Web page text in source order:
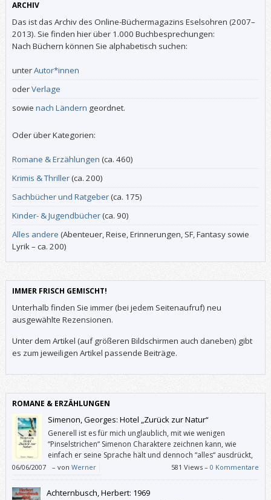
ARCHIV
Das ist das Archiv des Online-Büchermagazins Eselsohren (2007–
2013). Sie finden hier über 1.000 Buchbesprechungen:
Nach Büchern können Sie alphabetisch suchen:
unterAutor*innen
oderVerlage
sowie nach Ländern geordnet.
Oder über Kategorien:
Romane & Erzählungen (ca. 460)
Krimis & Thriller(ca. 200)
Sachbücher und Ratgeber(ca. 175)
Kinder- & Jugendbücher(ca. 90)
Alles andere (Abenteuer, Reise, Erinnerungen, SF, Fantasy sowie
Lyrik – ca. 200)
IMMER FRISCH GEMISCHT!
Unterhalb finden Sie immer (bei jedem Seitenaufruf) neu
ausgewählte Rezensionen.
Unter dem Artikel (auf größeren Bildschirmen auch daneben) gibt
es zum jeweiligen Artikel passende Beiträge.
ROMANE & ERZÄHLUNGEN
Simenon, Georges: Hotel „Zurück zur Natur“
Generell ist es für mich unglaublich, mit wie wenigen
“Pinselstrichen“ Simenon Charaktere zeichnen kann, wie
einfach er seine Sprache hält und dennoch “alles“ ausdrückt,
und was für einen Sog dieses Schreiben (in mir) erzeugt
06/06/2007 – von Werner 581 Views –0 Kommentare
Achternbusch, Herbert: 1969